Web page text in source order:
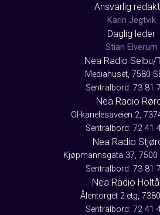
Ansvarlig
Karin Jegtvik
Daglig leder
Stian Elverum
Nea Radio Selbu/
Mediahuset, 7580
Sentralbord: 73 81
Nea Radio
Ol-kanelesaveien 2,
Sentralbord: 72 41
Nea Radio
Kjøpmannsgata 37, 7500
Sentralbord: 73 81
Nea Radio
Ålentorget 2.etg,
Sentralbord: 72 41